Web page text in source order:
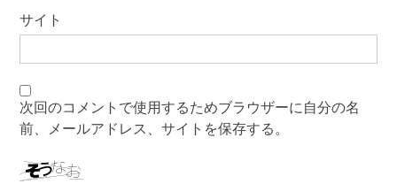
サイト
次回のコメントで使用するためブラウザーに自分の名
前、メールアドレス、サイトを保存する。